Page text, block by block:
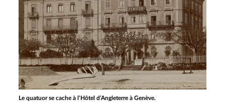
Le quatuor se cache à l’Hôtel d’Angleterre à Genève.